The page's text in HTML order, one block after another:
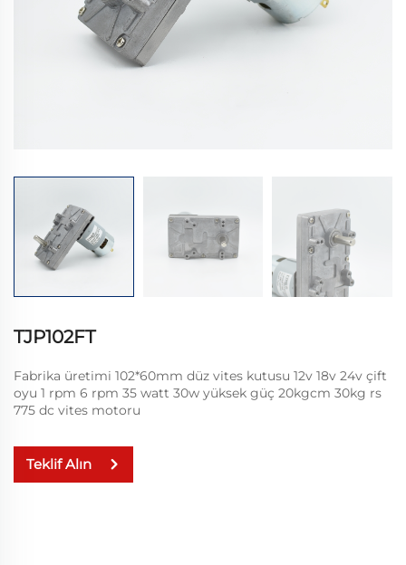
TJP102FT
Fabrika üretimi 102*60mm düz vites kutusu 12v 18v 24v çift
oyu 1 rpm 6 rpm 35 watt 30w yüksek güç 20kgcm 30kg rs
775 dc vites motoru
Teklif Alın